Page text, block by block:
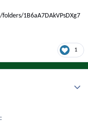
1B6aA7DAkVPsDXg7
1